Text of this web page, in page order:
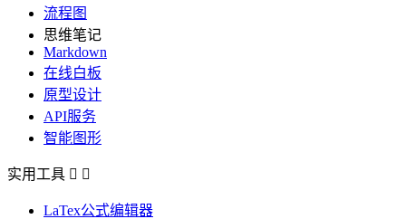
流程图
思维笔记
Markdown
在线白板
原型设计
API服务
智能图形
实用工具  
LaTex公式编辑器